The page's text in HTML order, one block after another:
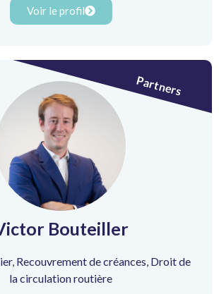
Voir le profil
Bouteiller
, Recouvrement de créances, Droit de
la circulation routière
Partners